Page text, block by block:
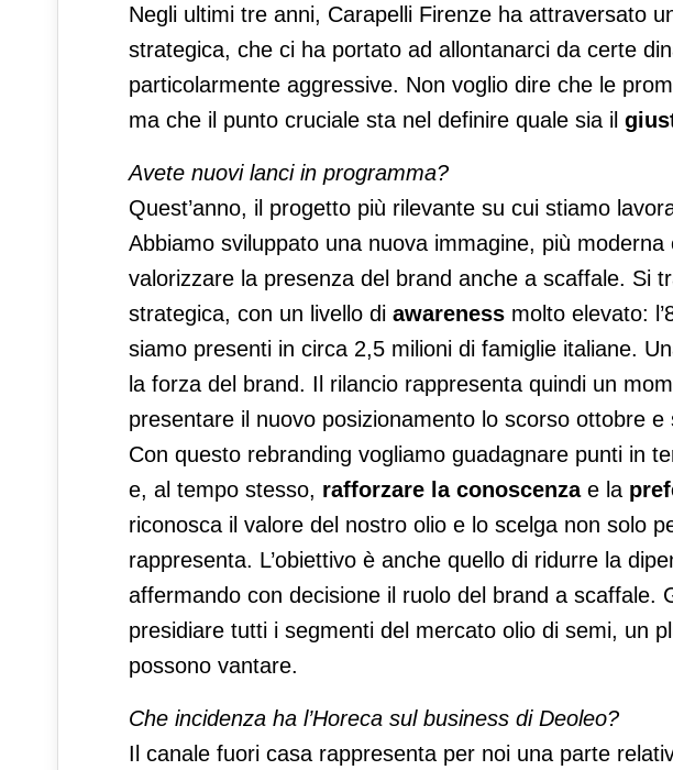
Negli ultimi tre anni, Carapelli Firenze ha attraversato
strategica, che ci ha portato ad allontanarci da certe
particolarmente aggressive. Non voglio dire che le
ma che il punto cruciale sta nel definire quale sia il
Avete nuovi lanci in programma?
Quest’anno, il progetto più rilevante su cui stiamo
Abbiamo sviluppato una nuova immagine, più
valorizzare la presenza del brand anche a scaffale. Si
strategica, con un livello di awareness molto elevato:
siamo presenti in circa 2,5 milioni di famiglie italiane.
la forza del brand. Il rilancio rappresenta quindi un
presentare il nuovo posizionamento lo scorso ottobre
Con questo rebranding vogliamo guadagnare punti in
e, al tempo stesso, rafforzare la conoscenzae la
riconosca il valore del nostro olio e lo scelga non solo
rappresenta. L’obiettivo è anche quello di ridurre la
affermando con decisione il ruolo del brand a scaffale.
presidiare tutti i segmenti del mercato olio di semi, un
possono vantare.
Che incidenza ha l’Horeca sul business di Deoleo?
Il canale fuori casa rappresenta per noi una parte